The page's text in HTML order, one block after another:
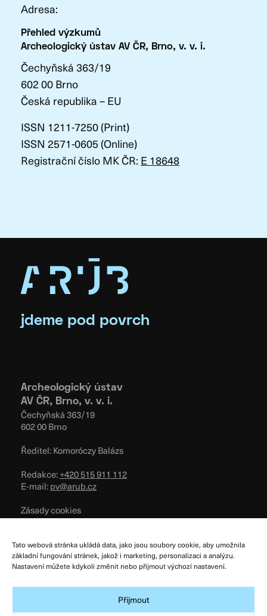
Tato webová stránka ukládá data, jako jsou soubory cookie, aby umožnila
základní fungování stránek, jakož i marketing, personalizaci a analýzu.
Nastavení můžete kdykoli změnit nebo přijmout výchozí nastavení.
Přijmout
Adresa:
Přehled výzkumů
Archeologický ústav AV ČR, Brno, v. v. i.
Čechyňská 363/19
602 00 Brno
Česká republika – EU
ISSN 1211-7250 (Print)
ISSN 2571-0605 (Online)
Registrační číslo MK ČR: E 18648
jdeme pod povrch
Archeologický ústav
AV ČR, Brno, v. v. i.
Čechyňská 363/19
602 00 Brno
Ředitel: Komoróczy Balázs
Redakce:+420 515 911 112
E-mail:pv@arub.cz
Zásady cookies
Všeobecné obchodní podmínky
Zpracování osobních údajů